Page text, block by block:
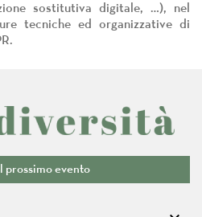
sostitutiva digitale, …), nel
tecniche ed organizzative di
prossimo evento